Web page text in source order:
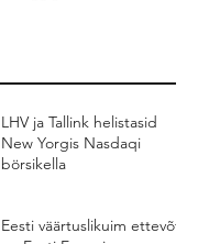
LHV ja Tallink helistasid
New Yorgis Nasdaqi
börsikella
Eesti väärtuslikuim ettevõte